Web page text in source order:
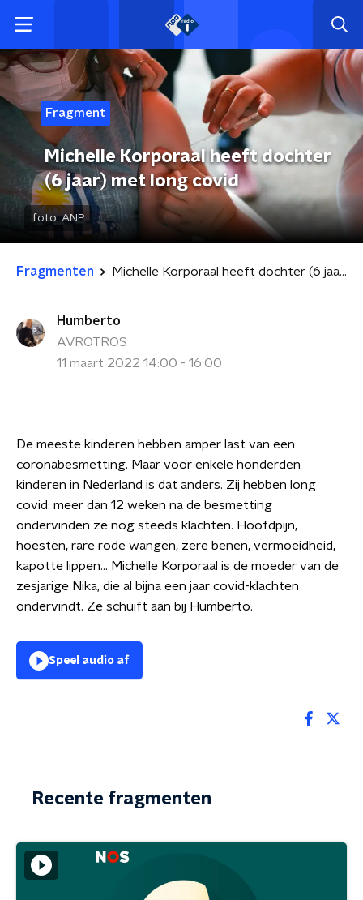
Fragment
Michelle Korporaal heeft dochter
(6 jaar) met long covid
foto:ANP
Fragmenten Michelle Korporaal heeft dochter (6 jaar) met long covid
Humberto
AVROTROS
11 maart 2022 14:00 - 16:00
De meeste kinderen hebben amper last van een
coronabesmetting. Maar voor enkele honderden
kinderen in Nederland is dat anders. Zij hebben long
covid: meer dan 12 weken na de besmetting
ondervinden ze nog steeds klachten. Hoofdpijn,
hoesten, rare rode wangen, zere benen, vermoeidheid,
kapotte lippen... Michelle Korporaal is de moeder van de
zesjarige Nika, die al bijna een jaar covid-klachten
ondervindt. Ze schuift aan bij Humberto.
Speel audio af
Recente fragmenten